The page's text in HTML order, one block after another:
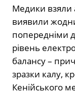
Медики взяли
виявили
попередніми
рівень
балансу –
зразки калу,
Кенійського